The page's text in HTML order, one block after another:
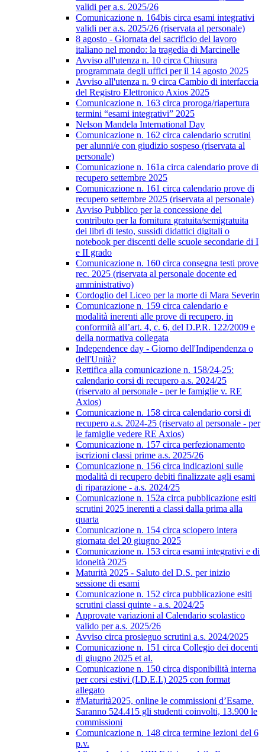
validi per a.s. 2025/26
Comunicazione n. 164bis circa esami integrativi
validi per a.s. 2025/26 (riservata al personale)
8 agosto - Giornata del sacrificio del lavoro
italiano nel mondo: la tragedia di Marcinelle
Avviso all'utenza n. 10 circa Chiusura
programmata degli uffici per il 14 agosto 2025
Avviso all'utenza n. 9 circa Cambio di interfaccia
del Registro Elettronico Axios 2025
Comunicazione n. 163 circa proroga/riapertura
termini “esami integrativi” 2025
Nelson Mandela International Day
Comunicazione n. 162 circa calendario scrutini
per alunni/e con giudizio sospeso (riservata al
personale)
Comunicazione n. 161a circa calendario prove di
recupero settembre 2025
Comunicazione n. 161 circa calendario prove di
recupero settembre 2025 (riservata al personale)
Avviso Pubblico per la concessione del
contributo per la fornitura gratuita/semigratuita
dei libri di testo, sussidi didattici digitali o
notebook per discenti delle scuole secondarie di I
e II grado
Comunicazione n. 160 circa consegna testi prove
rec. 2025 (riservata al personale docente ed
amministrativo)
Cordoglio del Liceo per la morte di Mara Severin
Comunicazione n. 159 circa calendario e
modalità inerenti alle prove di recupero, in
conformità all’art. 4, c. 6, del D.P.R. 122/2009 e
della normativa collegata
Independence day - Giorno dell'Indipendenza o
dell'Unità?
Rettifica alla comunicazione n. 158/24-25:
calendario corsi di recupero a.s. 2024/25
(riservato al personale - per le famiglie v. RE
Axios)
Comunicazione n. 158 circa calendario corsi di
recupero a.s. 2024-25 (riservato al personale - per
le famiglie vedere RE Axios)
Comunicazione n. 157 circa perfezionamento
iscrizioni classi prime a.s. 2025/26
Comunicazione n. 156 circa indicazioni sulle
modalità di recupero debiti finalizzate agli esami
di riparazione - a.s. 2024/25
Comunicazione n. 152a circa pubblicazione esiti
scrutini 2025 inerenti a classi dalla prima alla
quarta
Comunicazione n. 154 circa sciopero intera
giornata del 20 giugno 2025
Comunicazione n. 153 circa esami integrativi e di
idoneità 2025
Maturità 2025 - Saluto del D.S. per inizio
sessione di esami
Comunicazione n. 152 circa pubblicazione esiti
scrutini classi quinte - a.s. 2024/25
Approvate variazioni al Calendario scolastico
valido per a.s. 2025/26
Avviso circa prosieguo scrutini a.s. 2024/2025
Comunicazione n. 151 circa Collegio dei docenti
di giugno 2025 et al.
Comunicazione n. 150 circa disponibilità interna
per corsi estivi (I.D.E.I.) 2025 con format
allegato
#Maturità2025, online le commissioni d’Esame.
Saranno 524.415 gli studenti coinvolti, 13.900 le
commissioni
Comunicazione n. 148 circa termine lezioni del 6
p.v.